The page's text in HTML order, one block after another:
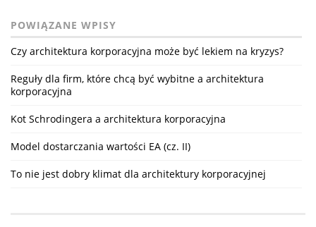
POWIĄZANE WPISY
Czy architektura korporacyjna może być lekiem na kryzys?
Reguły dla firm, które chcą być wybitne a architektura
korporacyjna
Kot Schrodingera a architektura korporacyjna
Model dostarczania wartości EA (cz. II)
To nie jest dobry klimat dla architektury korporacyjnej